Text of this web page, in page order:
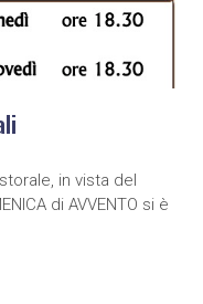
in vista del
di AVVENTO si è